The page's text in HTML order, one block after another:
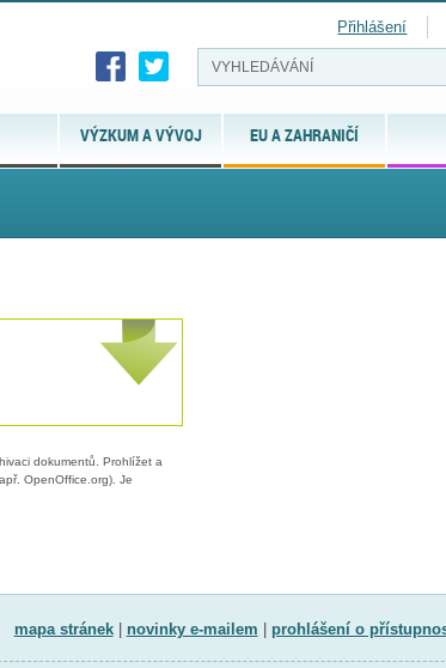
VÝZKUM A VÝVOJ EU A ZAHRANIČÍ
Přihlášení
dokumentů. Prohlížet a
OpenOffice.org). Je
mapa stránek| novinky e-mailem prohlášení o